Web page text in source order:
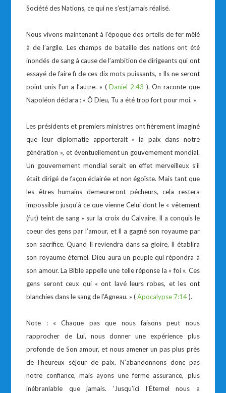
Société des Nations, ce qui ne s’est jamais réalisé.
Nous vivons maintenant à l’époque des orteils de fer mêlé
à de l’argile. Les champs de bataille des nations ont été
inondés de sang à cause de l’ambition de dirigeants qui ont
essayé de faire fi de ces dix mots puissants, « Ils ne seront
point unis l’un a l’autre. » (Daniel 2:43 ). On raconte que
Napoléon déclara : « Ô Dieu, Tu a été trop fort pour moi. »
Les présidents et premiers ministres ont fièrement imaginé
que leur diplomatie apporterait « la paix dans notre
génération », et éventuellement un gouvemement mondial.
Un gouvernement mondial serait en effet merveilleux s’il
était dirigé de façon éclairée et non égoïste. Mais tant que
les êtres humains demeureront pécheurs, cela restera
impossible jusqu’à ce que vienne Celui dont le « vêtement
(fut) teint de sang » sur la croix du Calvaire. Il a conquis le
coeur des gens par l’amour, et Il a gagné son royaume par
son sacrifice. Quand Il reviendra dans sa gloire, Il établira
son royaume éternel. Dieu aura un peuple qui répondra à
son amour. La Bible appelle une telle réponse la « foi ». Ces
gens seront ceux qui « ont lavé leurs robes, et les ont
blanchies dans le sang de l’Agneau. » (Apocalypse 7:14).
Note : « Chaque pas que nous faisons peut nous
rapprocher de Lui, nous donner une expérience plus
profonde de Son amour, et nous amener un pas plus près
de l’heureux séjour de paix. N’abandonnons donc pas
notre confiance, mais ayons une ferme assurance, plus
inébranlable que jamais. ‘Jusqu’ici l’Éternel nous a